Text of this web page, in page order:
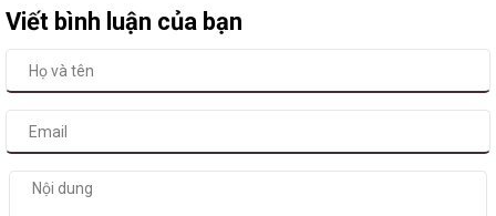
Viết bình luận của bạn